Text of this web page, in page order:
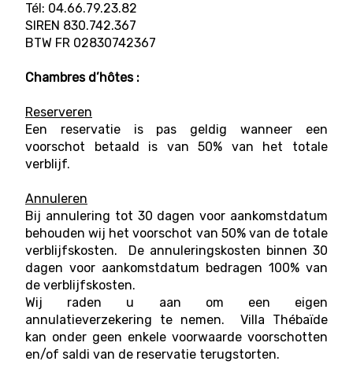
Tél: 04.66.79.23.82
SIREN 830.742.367
BTW FR 02830742367
Chambres d’hôtes :
Reserveren
Een reservatie is pas geldig wanneer een
voorschot betaald is van 50% van het totale
verblijf.
Annuleren
Bij annulering tot 30 dagen voor aankomstdatum
behouden wij het voorschot van 50% van de totale
verblijfskosten. De annuleringskosten binnen 30
dagen voor aankomstdatum bedragen 100% van
de verblijfskosten.
Wij raden u aan om een eigen
annulatieverzekering te nemen. Villa Thébaïde
kan onder geen enkele voorwaarde voorschotten
en/of saldi van de reservatie terugstorten.